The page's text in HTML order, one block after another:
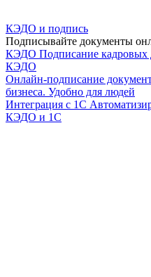
КЭДО и подпись
Подписывайте документы
КЭДО Подписание кадровых
КЭДО
Онлайн-подписание
бизнеса. Удобно для людей
Интеграция с 1С
КЭДО и 1С